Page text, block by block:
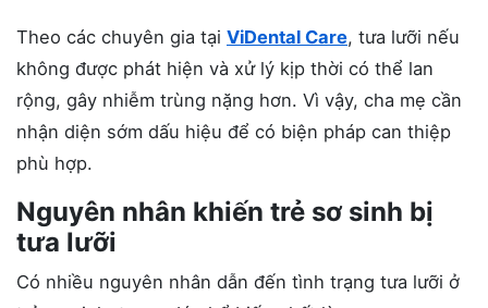
Theo các chuyên gia tại ViDental Care, tưa lưỡi nếu
không được phát hiện và xử lý kịp thời có thể lan
rộng, gây nhiễm trùng nặng hơn. Vì vậy, cha mẹ cần
nhận diện sớm dấu hiệu để có biện pháp can thiệp
phù hợp.
Nguyên nhân khiến trẻ sơ sinh bị
tưa lưỡi
Có nhiều nguyên nhân dẫn đến tình trạng tưa lưỡi ở